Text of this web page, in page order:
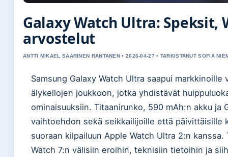
Galaxy Watch Ultra: Speksit,
arvostelut
ANTTI MIKAEL SAARINEN RANTANEN • 2026-04-27 • TARKISTANUT SOFIA
Samsung Galaxy Watch Ultra saapui
älykellojen joukkoon, jotka yhdistävät
ominaisuuksiin. Titaanirunko, 590 mAh:n akku ja
vaihtoehdon sekä seikkailijoille että päivittäisille
suoraan kilpailuun Apple Watch Ultra 2:n
Watch 7:n välisiin eroihin, teknisiin tietoihin ja